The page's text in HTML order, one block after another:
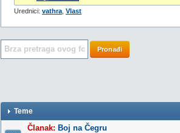
Urednici: vathra Vlast
Pronađi
Teme
Članak: Boj na Čegru